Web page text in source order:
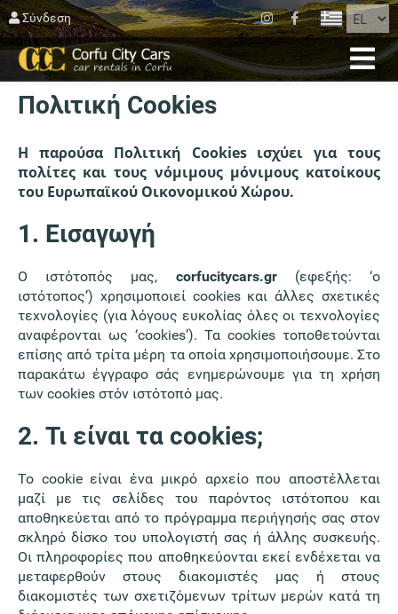
Σύνδεση
ΚΛΕΊΣΙΜΟ
ΑΡΧΙΚΉ
ΚΡΑΤΗΣΗ
ΚΈΡΚΥΡΑ
ΆΓΙΟΣ ΜΑΤΘΑΊΟΣ
ΕΠΙΚΟΙΝΩΝΊΑ
ΟΡΟΙ ΧΡΗΣΗΣ
Πολιτική Cookies
Η παρούσα Πολιτική Cookies ισχύει για τους
πολίτες και τους νόμιμους μόνιμους κατοίκους
του Ευρωπαϊκού Οικονομικού Χώρου.
1. Εισαγωγή
Ο ιστότοπός μας, corfucitycars.gr(εφεξής: ‘ο
ιστότοπος’) χρησιμοποιεί cookies και άλλες σχετικές
τεχνολογίες (για λόγους ευκολίας όλες οι τεχνολογίες
αναφέρονται ως ‘cookies’). Τα cookies τοποθετούνται
επίσης από τρίτα μέρη τα οποία χρησιμοποιήσουμε. Στο
παρακάτω έγγραφο σάς ενημερώνουμε για τη χρήση
των cookies στόν ιστότοπό μας.
2. Τι είναι τα cookies;
Το cookie είναι ένα μικρό αρχείο που αποστέλλεται
μαζί με τις σελίδες του παρόντος ιστότοπου και
αποθηκεύεται από το πρόγραμμα περιήγησής σας στον
σκληρό δίσκο του υπολογιστή σας ή άλλης συσκευής.
Οι πληροφορίες που αποθηκεύονται εκεί ενδέχεται να
μεταφερθούν στους διακομιστές μας ή στους
διακομιστές των σχετιζόμενων τρίτων μερών κατά τη